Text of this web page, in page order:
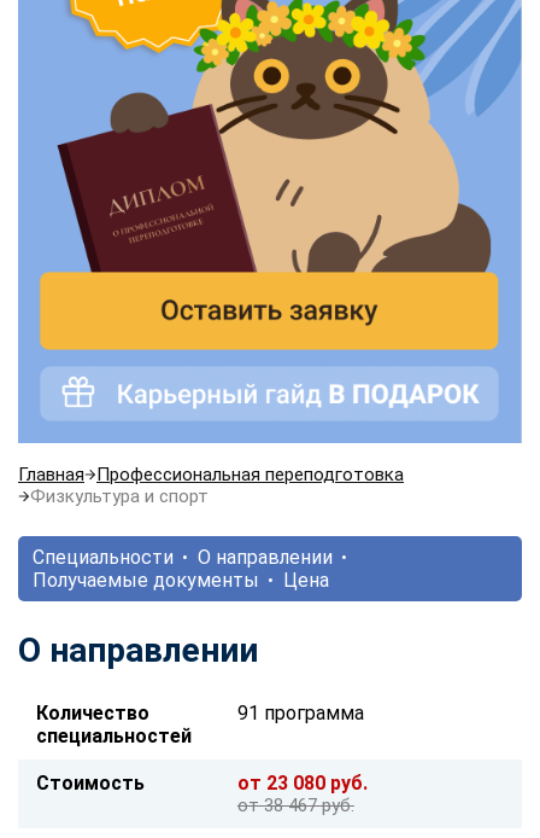
Главная
Профессиональная переподготовка
Физкультура и спорт
Специальности
О направлении
Получаемые документы
Цена
О направлении
Количество
специальностей
91 программа
Стоимость от 23 080 руб.
от 38 467 руб.